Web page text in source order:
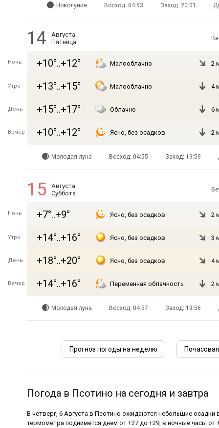
Новолуние Восход: 04:53 Заход: 20:01
14
Августа
Пятница
Ночь +10°..+12° Малооблачно 2
Утро +13°..+15° Малооблачно 4
День +15°..+17° Облачно 6
Вечер +10°..+12° Ясно, без осадков 2
Молодая луна Восход: 04:55 Заход: 19:59
15
Августа
Суббота
Ночь +7°..+9° Ясно, без осадков 2
Утро +14°..+16° Ясно, без осадков 3
День +18°..+20° Ясно, без осадков 4
Вечер +14°..+16° Переменная облачность 2
Молодая луна Восход: 04:57 Заход: 19:56
Прогноз погоды на неделю
Погода в Псотино на сегодня и завтра
В четверг, 6 Августа в Псотино ожидаются небольшие осадки
термометра поднимется днем от +27 до +29, в ночные часы от